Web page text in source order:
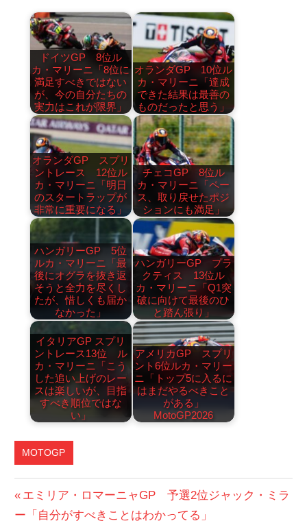
ドイツGP 8位ル
カ・マリーニ「8位に
満足すべきではない
が、今の自分たちの
実力はこれが限界」
オランダGP 10位ル
カ・マリーニ「達成
できた結果は最善の
ものだったと思う」
オランダGP スプリ
ントレース 12位ル
カ・マリーニ「明日
のスタートラップが
非常に重要になる」
チェコGP 8位ル
カ・マリーニ「ペー
ス、取り戻せたポジ
ションにも満足」
ハンガリーGP 5位
ルカ・マリーニ「最
後にオグラを抜き返
そうと全力を尽くし
たが、惜しくも届か
なかった」
ハンガリーGP プラ
クティス 13位ル
カ・マリーニ「Q1突
破に向けて最後のひ
と踏ん張り」
イタリアGP スプリ
ントレース13位 ル
カ・マリーニ「こう
した追い上げのレー
スは楽しいが、目指
すべき順位ではな
い」
アメリカGP スプリ
ント6位ルカ・マリー
ニ「トップ5に入るに
はまだやるべきこと
がある」
MotoGP2026
MOTOGP
投
前
の
エミリア・ロマーニャGP 予選2位ジャック・ミラ
ー「自分がすべきことはわかってる」